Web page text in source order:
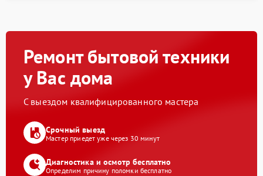
Ремонт бытовой техники
у Вас дома
С выездом квалифицированного мастера
Срочный выезд
Мастер приедет уже через 30 минут
Диагностика и осмотр бесплатно
Определим причину поломки бесплатно